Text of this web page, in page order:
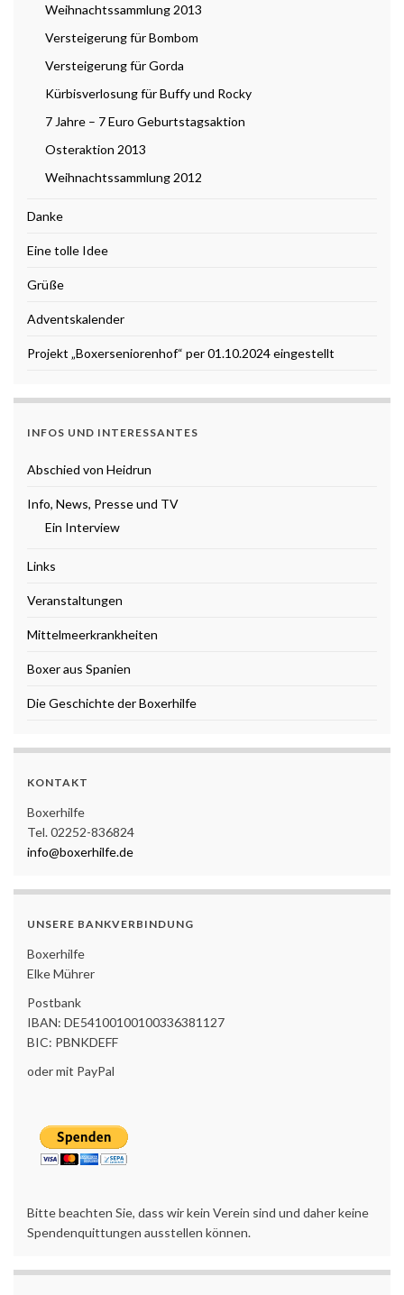
Weihnachtssammlung 2013
Versteigerung für Bombom
Versteigerung für Gorda
Kürbisverlosung für Buffy und Rocky
7 Jahre – 7 Euro Geburtstagsaktion
Osteraktion 2013
Weihnachtssammlung 2012
Danke
Eine tolle Idee
Grüße
Adventskalender
Projekt „Boxerseniorenhof“ per 01.10.2024 eingestellt
INFOS UND INTERESSANTES
Abschied von Heidrun
Info, News, Presse und TV
Ein Interview
Links
Veranstaltungen
Mittelmeerkrankheiten
Boxer aus Spanien
Die Geschichte der Boxerhilfe
KONTAKT
Boxerhilfe
Tel. 02252-836824
info@boxerhilfe.de
UNSERE BANKVERBINDUNG
Boxerhilfe
Elke Mührer
Postbank
IBAN: DE54100100100336381127
BIC: PBNKDEFF
oder mit PayPal
Bitte beachten Sie, dass wir kein Verein sind und daher keine
Spendenquittungen ausstellen können.